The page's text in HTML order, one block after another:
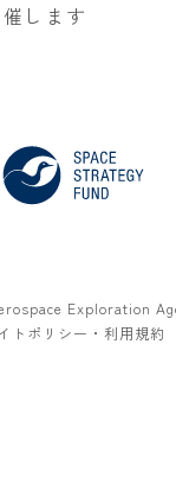
します
Exploration
トポリシー・利用規約